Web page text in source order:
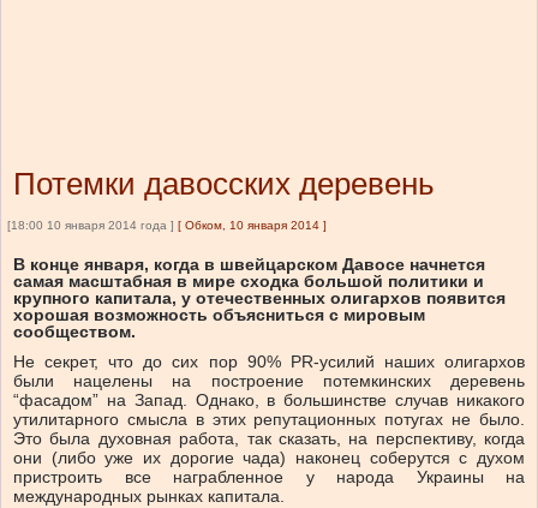
Потемки давосских деревень
[18:00 10 января 2014 года ] [ Обком, 10 января 2014 ]
В конце января, когда в швейцарском Давосе начнется
самая масштабная в мире сходка большой политики и
крупного капитала, у отечественных олигархов появится
хорошая возможность объясниться с мировым
сообществом.
Не секрет, что до сих пор 90% PR-усилий наших олигархов
были нацелены на построение потемкинских деревень
“фасадом” на Запад. Однако, в большинстве случав никакого
утилитарного смысла в этих репутационных потугах не было.
Это была духовная работа, так сказать, на перспективу, когда
они (либо уже их дорогие чада) наконец соберутся с духом
пристроить все награбленное у народа Украины на
международных рынках капитала.